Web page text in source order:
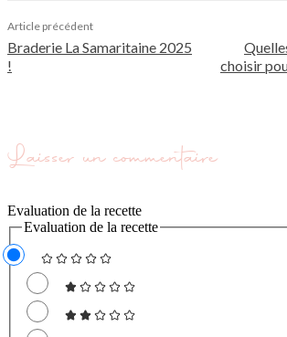
Article précédent
Braderie La Samaritaine 2025
!
choisir
Laisser un commentaire
Evaluation de la recette
Evaluation de la recette